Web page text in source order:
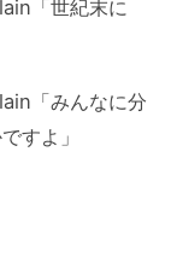
「世紀末に
「みんなに分
すよ」